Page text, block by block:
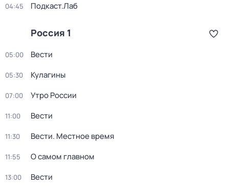
04:45 Подкаст.Лаб
Россия 1
05:00 Вести
05:30 Кулагины
07:00 Утро России
11:00 Вести
11:30 Вести. Местное время
11:55 О самом главном
13:00 Вести